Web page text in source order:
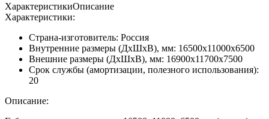
ХарактеристикиОписание
Характеристики:
Страна-изготовитель: Россия
Внутренние размеры (ДхШхВ), мм: 16500х11000х6500
Внешние размеры (ДхШхВ), мм: 16900х11700х7500
Срок службы (амортизации, полезного использования):
20
Описание: